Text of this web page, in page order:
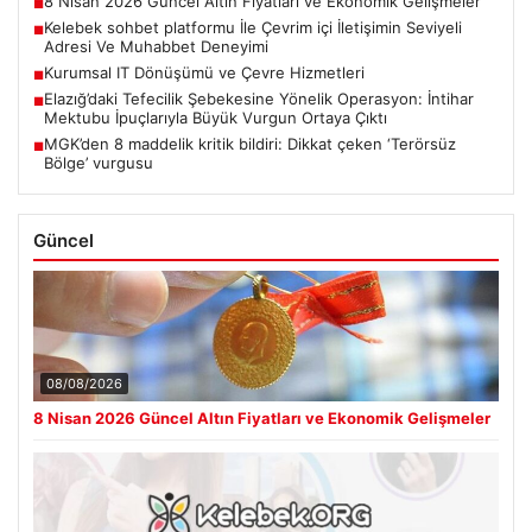
■
■Kelebek sohbet platformu İle Çevrim içi İletişimin Seviyeli
Adresi Ve Muhabbet Deneyimi
■Kurumsal IT Dönüşümü ve Çevre Hizmetleri
■Elazığ’daki Tefecilik Şebekesine Yönelik Operasyon: İntihar
Mektubu İpuçlarıyla Büyük Vurgun Ortaya Çıktı
■MGK’den 8 maddelik kritik bildiri: Dikkat çeken ‘Terörsüz
Bölge’ vurgusu
Güncel
08/08/2026
8 Nisan 2026 Güncel Altın Fiyatları ve Ekonomik Gelişmeler